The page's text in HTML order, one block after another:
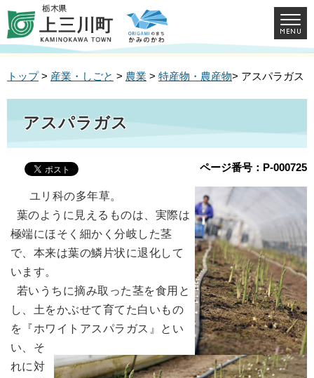
トップ> 産業・しごと > 農業 > 特産物・農産物> アスパラガス
アスパラガス
ページ番号：P-000725
ユリ科の多年草。
葉のように見えるものは、実際は
極端にほそく細かく分岐した茎
で、本来は葉の鱗片状に退化して
います。
若いうちに摘み取った茎を食用と
し、土をかぶせて育てた白いもの
を『ホワイトアスパラガス』とい
い、そ
れに対